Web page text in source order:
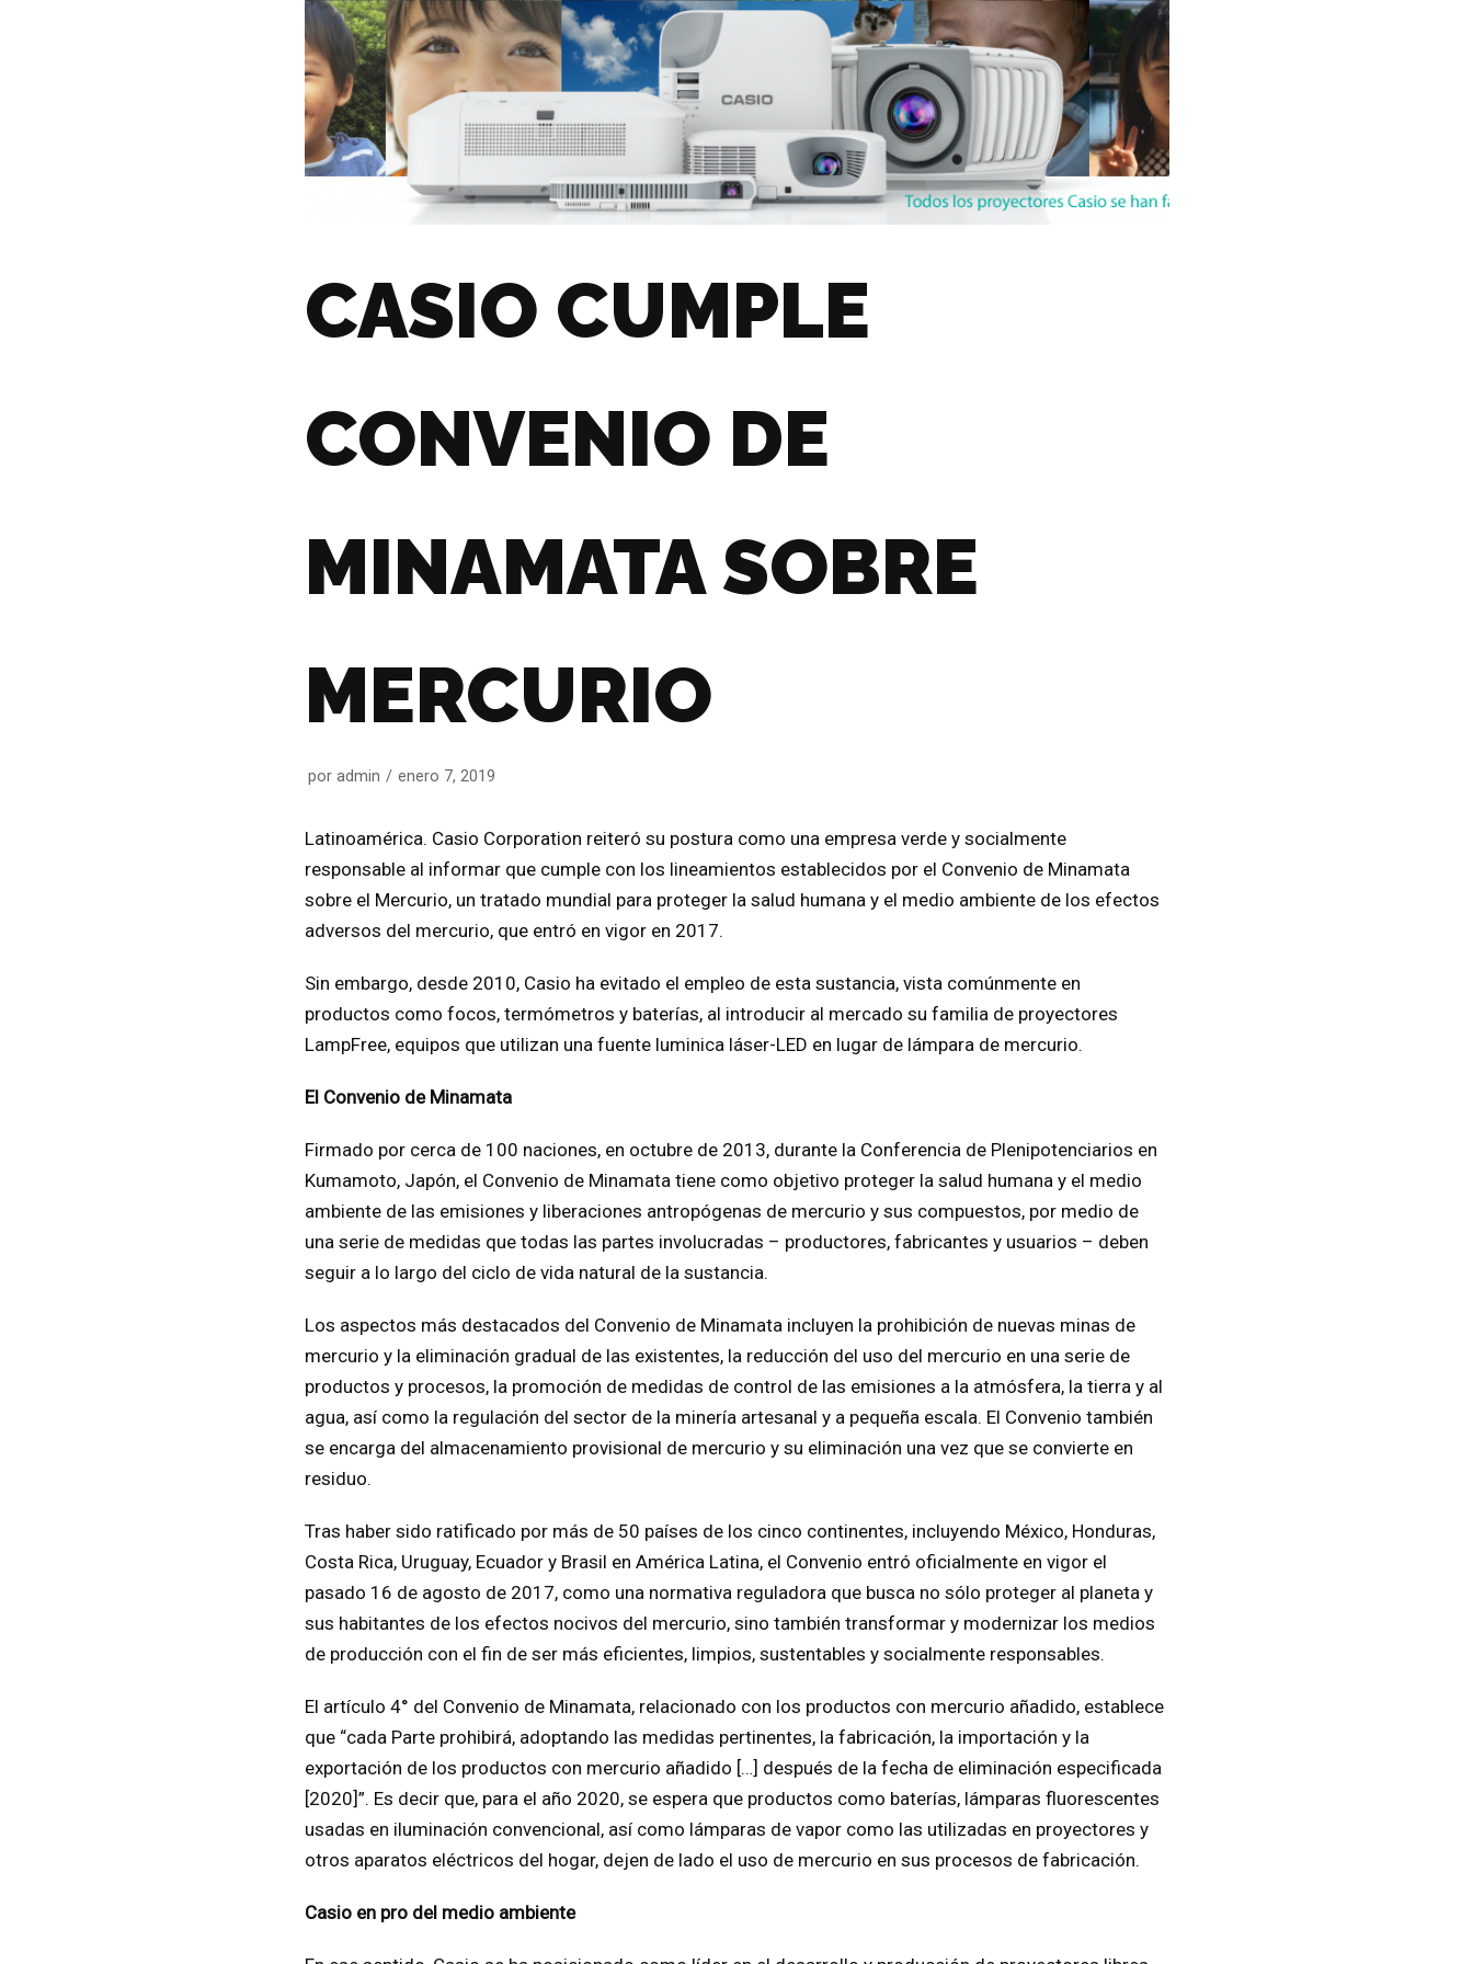
CASIO CUMPLE
CONVENIO DE
MINAMATA SOBRE
MERCURIO
por admin enero 7, 2019
Latinoamérica. Casio Corporation reiteró su postura como una empresa verde y socialmente
responsable al informar que cumple con los lineamientos establecidos por el Convenio de Minamata
sobre el Mercurio, un tratado mundial para proteger la salud humana y el medio ambiente de los efectos
adversos del mercurio, que entró en vigor en 2017.
Sin embargo, desde 2010, Casio ha evitado el empleo de esta sustancia, vista comúnmente en
productos como focos, termómetros y baterías, al introducir al mercado su familia de proyectores
LampFree, equipos que utilizan una fuente luminica láser-LED en lugar de lámpara de mercurio.
El Convenio de Minamata
Firmado por cerca de 100 naciones, en octubre de 2013, durante la Conferencia de Plenipotenciarios en
Kumamoto, Japón, el Convenio de Minamata tiene como objetivo proteger la salud humana y el medio
ambiente de las emisiones y liberaciones antropógenas de mercurio y sus compuestos, por medio de
una serie de medidas que todas las partes involucradas – productores, fabricantes y usuarios – deben
seguir a lo largo del ciclo de vida natural de la sustancia.
Los aspectos más destacados del Convenio de Minamata incluyen la prohibición de nuevas minas de
mercurio y la eliminación gradual de las existentes, la reducción del uso del mercurio en una serie de
productos y procesos, la promoción de medidas de control de las emisiones a la atmósfera, la tierra y al
agua, así como la regulación del sector de la minería artesanal y a pequeña escala. El Convenio también
se encarga del almacenamiento provisional de mercurio y su eliminación una vez que se convierte en
residuo.
Tras haber sido ratificado por más de 50 países de los cinco continentes, incluyendo México, Honduras,
Costa Rica, Uruguay, Ecuador y Brasil en América Latina, el Convenio entró oficialmente en vigor el
pasado 16 de agosto de 2017, como una normativa reguladora que busca no sólo proteger al planeta y
sus habitantes de los efectos nocivos del mercurio, sino también transformar y modernizar los medios
de producción con el fin de ser más eficientes, limpios, sustentables y socialmente responsables.
El artículo 4° del Convenio de Minamata, relacionado con los productos con mercurio añadido, establece
que “cada Parte prohibirá, adoptando las medidas pertinentes, la fabricación, la importación y la
exportación de los productos con mercurio añadido […] después de la fecha de eliminación especificada
[2020]”. Es decir que, para el año 2020, se espera que productos como baterías, lámparas fluorescentes
usadas en iluminación convencional, así como lámparas de vapor como las utilizadas en proyectores y
otros aparatos eléctricos del hogar, dejen de lado el uso de mercurio en sus procesos de fabricación.
Casio en pro del medio ambiente